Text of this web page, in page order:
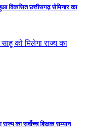
विकसित छत्तीसगढ़ सेमिनार का
का सर्वोच्च शिक्षक सम्मान